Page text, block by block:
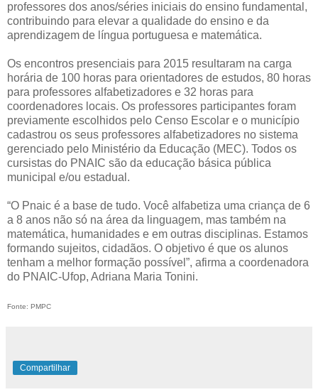
professores dos anos/séries iniciais do ensino fundamental,
contribuindo para elevar a qualidade do ensino e da
aprendizagem de língua portuguesa e matemática.
Os encontros presenciais para 2015 resultaram na carga
horária de 100 horas para orientadores de estudos, 80 horas
para professores alfabetizadores e 32 horas para
coordenadores locais. Os professores participantes foram
previamente escolhidos pelo Censo Escolar e o município
cadastrou os seus professores alfabetizadores no sistema
gerenciado pelo Ministério da Educação (MEC). Todos os
cursistas do PNAIC são da educação básica pública
municipal e/ou estadual.
“O Pnaic é a base de tudo. Você alfabetiza uma criança de 6
a 8 anos não só na área da linguagem, mas também na
matemática, humanidades e em outras disciplinas. Estamos
formando sujeitos, cidadãos. O objetivo é que os alunos
tenham a melhor formação possível”, afirma a coordenadora
do PNAIC-Ufop, Adriana Maria Tonini.
Fonte: PMPC
Compartilhar